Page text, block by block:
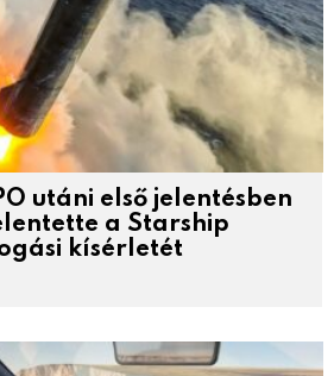
utáni első jelentésben
a Starship
kísérletét